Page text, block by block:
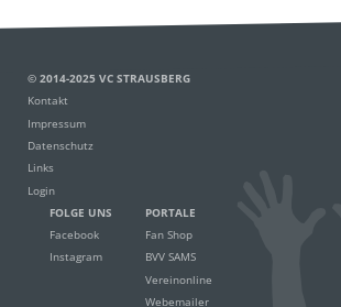
© 2014-2025 VC STRAUSBERG
Kontakt
Impressum
Datenschutz
Links
Login
FOLGE UNS
Facebook
Instagram
PORTALE
Fan Shop
BVV SAMS
Vereinonline
Webemailer